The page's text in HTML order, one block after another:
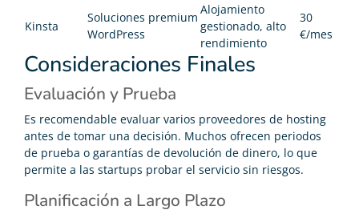
Kinsta
Soluciones premium
WordPress
Alojamiento
gestionado, alto
rendimiento
30
€/mes
Consideraciones Finales
Evaluación y Prueba
Es recomendable evaluar varios proveedores de hosting
antes de tomar una decisión. Muchos ofrecen periodos
de prueba o garantías de devolución de dinero, lo que
permite a las startups probar el servicio sin riesgos.
Planificación a Largo Plazo